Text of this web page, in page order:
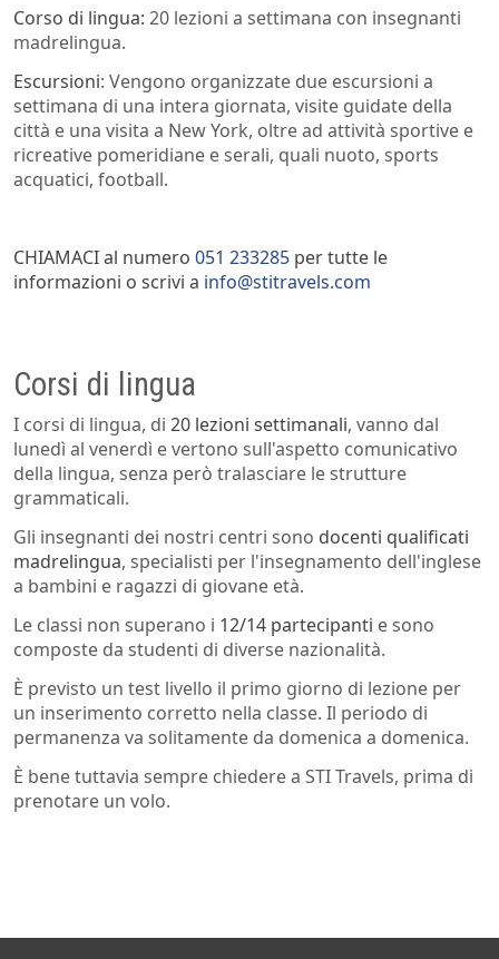
Corso di lingua: 20 lezioni a settimana con insegnanti
madrelingua.
Escursioni: Vengono organizzate due escursioni a
settimana di una intera giornata, visite guidate della
città e una visita a New York, oltre ad attività sportive e
ricreative pomeridiane e serali, quali nuoto, sports
acquatici, football.
CHIAMACI al numero 051 233285 per tutte le
informazioni o scrivi a info@stitravels.com
Corsi di lingua
I corsi di lingua, di 20 lezioni settimanali, vanno dal
lunedì al venerdì e vertono sull'aspetto comunicativo
della lingua, senza però tralasciare le strutture
grammaticali.
Gli insegnanti dei nostri centri sono docenti qualificati
madrelingua, specialisti per l'insegnamento dell'inglese
a bambini e ragazzi di giovane età.
Le classi non superano i 12/14 partecipanti e sono
composte da studenti di diverse nazionalità.
È previsto un test livello il primo giorno di lezione per
un inserimento corretto nella classe. Il periodo di
permanenza va solitamente da domenica a domenica.
È bene tuttavia sempre chiedere a STI Travels, prima di
prenotare un volo.